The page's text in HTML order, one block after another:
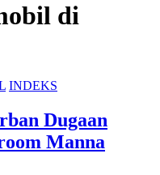
di
INDEKS
Dugaan
Manna